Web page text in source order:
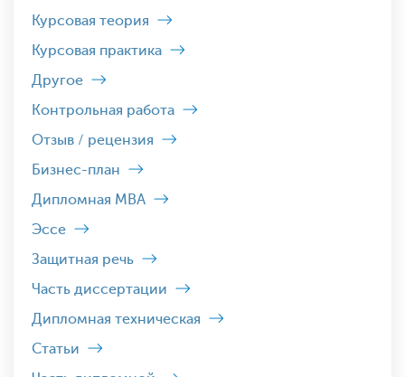
Курсовая теория
Курсовая практика
Другое
Контрольная работа
Отзыв / рецензия
Бизнес-план
Дипломная MBA
Эссе
Защитная речь
Часть диссертации
Дипломная техническая
Статьи